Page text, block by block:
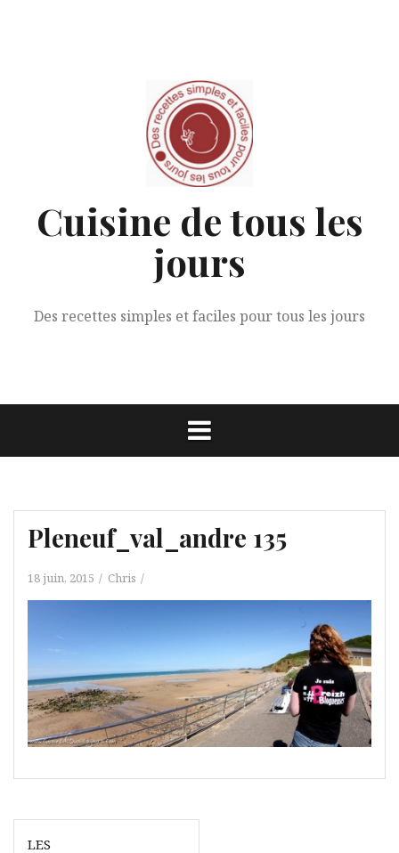
Cuisine de tous les
jours
Des recettes simples et faciles pour tous les jours
Pleneuf_val_andre 135
18 juin, 2015 Chris
Navigation
LES